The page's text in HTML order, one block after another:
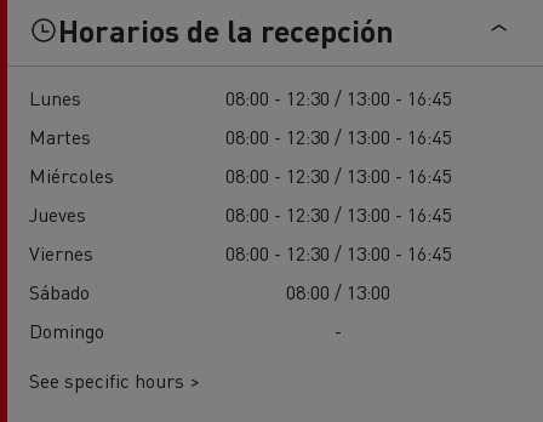
Horarios de la recepción
Lunes
08:00 - 12:30 / 13:00 - 16:45
Martes
08:00 - 12:30 / 13:00 - 16:45
Miércoles
08:00 - 12:30 / 13:00 - 16:45
Jueves
08:00 - 12:30 / 13:00 - 16:45
Viernes
08:00 - 12:30 / 13:00 - 16:45
Sábado
08:00 / 13:00
Domingo
-
See specific hours >